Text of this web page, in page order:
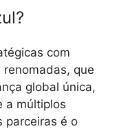
com
que
global única,
a múltiplos
parceiras é o